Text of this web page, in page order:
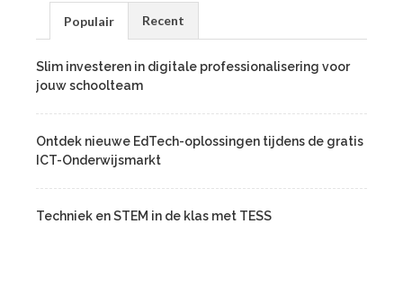
Populair Recent
Slim investeren in digitale professionalisering voor
jouw schoolteam
Ontdek nieuwe EdTech-oplossingen tijdens de gratis
ICT-Onderwijsmarkt
Techniek en STEM in de klas met TESS